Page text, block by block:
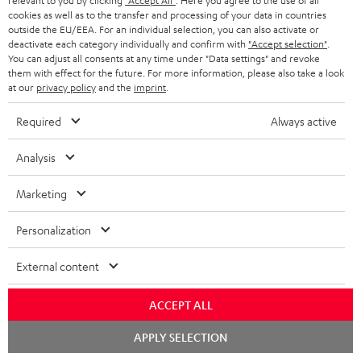
Preis
999, 00 UVP
Weiteres Zubehör
cookies as well as to the transfer and processing of your data in countries
outside the EU/EEA. For an individual selection, you can also activate or
deactivate each category individually and confirm with "Accept selection"
You can adjust all consents at any time under "Data settings" and revoke
them with effect for the future. For more information, please also take a look
at our privacy policyand the imprint
Required Always active
Analysis
Marketing
Personalization
External content
ACCEPT ALL
APPLY SELECTION